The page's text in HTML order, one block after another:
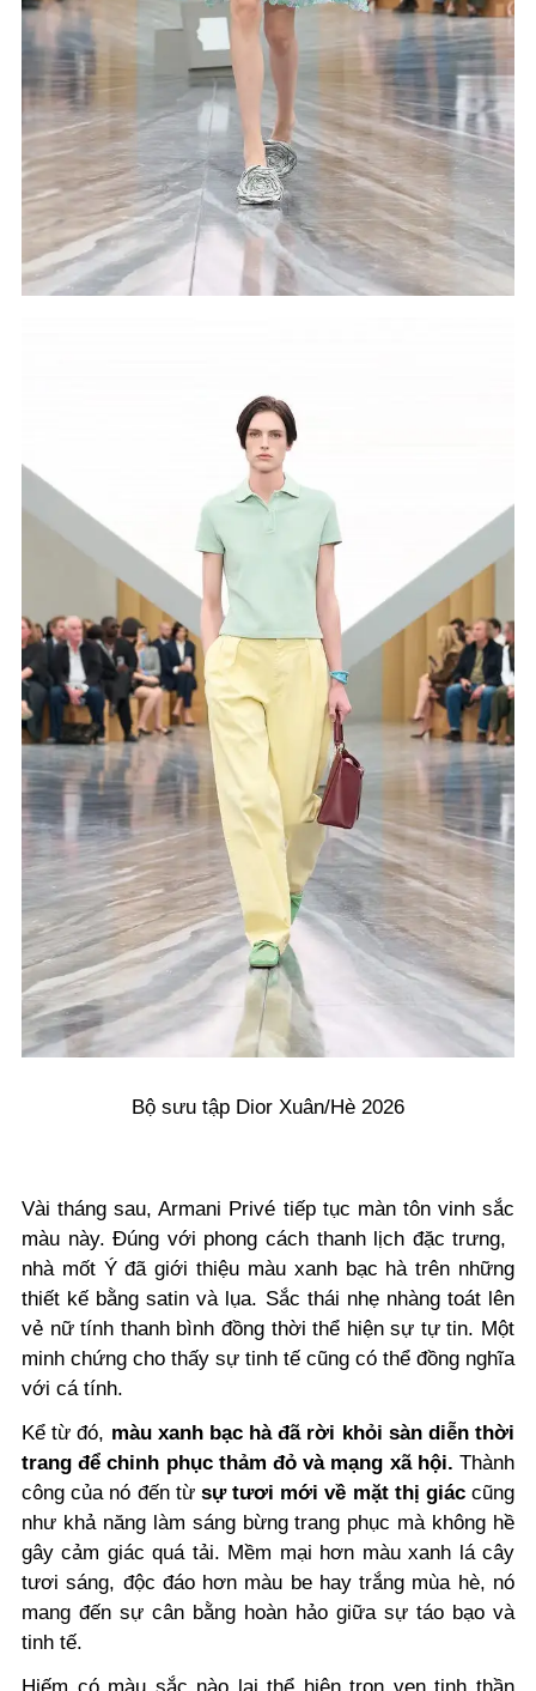
Bộ sưu tập Dior Xuân/Hè 2026
Vài tháng sau, Armani Privé tiếp tục màn tôn vinh sắc
màu này. Đúng với phong cách thanh lịch đặc trưng, ​​
nhà mốt Ý đã giới thiệu màu xanh bạc hà trên những
thiết kế bằng satin và lụa. Sắc thái nhẹ nhàng toát lên
vẻ nữ tính thanh bình đồng thời thể hiện sự tự tin. Một
minh chứng cho thấy sự tinh tế cũng có thể đồng nghĩa
với cá tính.
Kể từ đó, màu xanh bạc hà đã rời khỏi sàn diễn thời
trang để chinh phục thảm đỏ và mạng xã hội. Thành
công của nó đến từ sự tươi mới về mặt thị giáccũng
như khả năng làm sáng bừng trang phục mà không hề
gây cảm giác quá tải. Mềm mại hơn màu xanh lá cây
tươi sáng, độc đáo hơn màu be hay trắng mùa hè, nó
mang đến sự cân bằng hoàn hảo giữa sự táo bạo và
tinh tế.